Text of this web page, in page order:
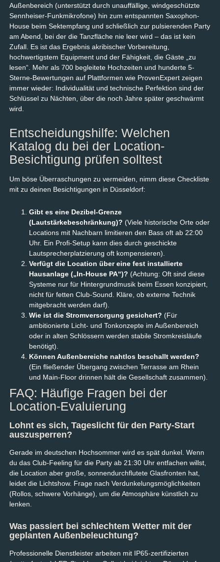
Außenbereich (unterstützt durch unauffällige, windgeschützte
Sennheiser-Funkmikrofone) hin zum entspannten Saxophon-
House beim Sektempfang und schließlich zur pulsierenden Party
am Abend, bei der die Tanzfläche nie leer wird – das ist kein
Zufall. Es ist das Ergebnis akribischer Vorbereitung,
hochwertigstem Equipment und der Fähigkeit, die Gäste „zu
lesen“. Mehr als 700 begleitete Hochzeiten und hunderte 5-
Sterne-Bewertungen auf Plattformen wie ProvenExpert zeigen
immer wieder: Individualität und technische Perfektion sind der
Schlüssel zu Nächten, über die noch Jahre später geschwärmt
wird.
Entscheidungshilfe: Welchen
Katalog du bei der Location-
Besichtigung prüfen solltest
Um böse Überraschungen zu vermeiden, nimm diese Checkliste
mit zu deinen Besichtigungen in Düsseldorf:
Gibt es eine Dezibel-Grenze
(Lautstärkebeschränkung)? (Viele historische Orte oder
Locations mit Nachbarn limitieren den Bass oft ab 22:00
Uhr. Ein Profi-Setup kann dies durch geschickte
Lautsprecherplatzierung oft kompensieren).
Verfügt die Location über eine fest installierte
Hausanlage („In-House PA“)? (Achtung: Oft sind diese
Systeme nur für Hintergrundmusik beim Essen konzipiert,
nicht für fetten Club-Sound. Kläre, ob externe Technik
mitgebracht werden darf).
Wie ist die Stromversorgung gesichert? (Für
ambitionierte Licht- und Tonkonzepte im Außenbereich
oder in alten Schlössern werden stabile Stromkreisläufe
benötigt).
Können Außenbereiche nahtlos beschallt werden?
(Ein fließender Übergang zwischen Terrasse am Rhein
und Main-Floor drinnen hält die Gesellschaft zusammen).
FAQ: Häufige Fragen bei der
Location-Evaluierung
Lohnt es sich, Tageslicht für den Party-Start
auszusperren?
Gerade im deutschen Hochsommer wird es spät dunkel. Wenn
du das Club-Feeling für die Party ab 21:30 Uhr entfachen willst,
die Location aber große, sonnendurchflutete Glasfronten hat,
leidet die Lichtshow. Frage nach Verdunkelungsmöglichkeiten
(Rollos, schwere Vorhänge), um die Atmosphäre künstlich zu
lenken.
Was passiert bei schlechtem Wetter mit der
geplanten Außenbeleuchtung?
Professionelle Dienstleister arbeiten mit IP65-zertifizierten